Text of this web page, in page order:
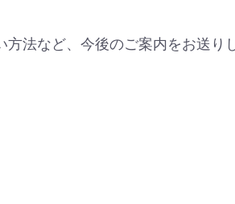
法など、今後のご案内をお送り